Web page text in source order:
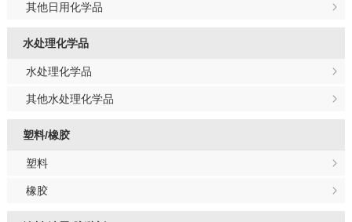
其他日用化学品
水处理化学品
水处理化学品
其他水处理化学品
塑料/橡胶
塑料
橡胶